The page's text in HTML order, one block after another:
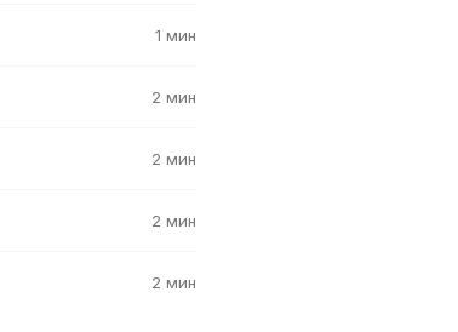
1 мин
2 мин
2 мин
2 мин
2 мин